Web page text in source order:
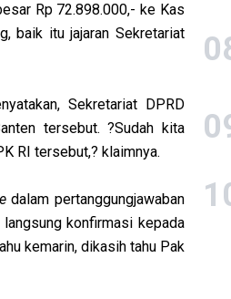
Rp 72.898.000,- ke Kas
baik itu jajaran Sekretariat
Sekretariat DPRD
tersebut. ?Sudah kita
RI tersebut,? klaimnya.
dalam pertanggungjawaban
langsung konfirmasi kepada
kemarin, dikasih tahu Pak